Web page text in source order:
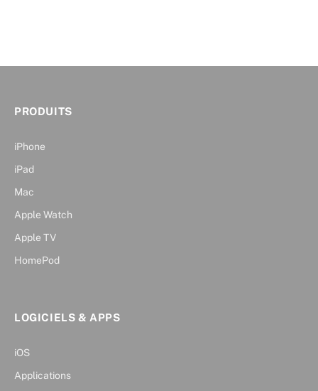
PRODUITS
iPhone
iPad
Mac
Apple Watch
Apple TV
HomePod
LOGICIELS & APPS
iOS
Applications